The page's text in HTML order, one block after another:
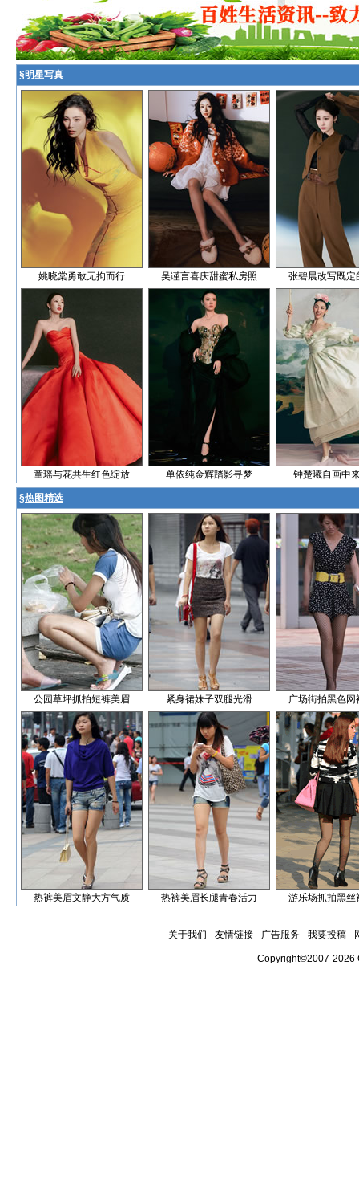
§明星写真
姚晓棠勇敢无拘而行 吴谨言喜庆甜蜜私房照 张碧晨改写既定
童瑶与花共生红色绽放 单依纯金辉踏影寻梦 钟楚曦自画中
§热图精选
公园草坪抓拍短裤美眉 紧身裙妹子双腿光滑 广场街拍黑色网
热裤美眉文静大方气质 热裤美眉长腿青春活力 游乐场抓拍黑丝
关于我们 - 友情链接 - 广告服务 - 我要投稿 -
Copyright©2007-2026